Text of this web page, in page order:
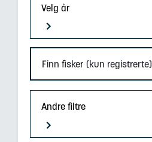
Velg år
Finn fisker (kun registrerte)
Andre filtre